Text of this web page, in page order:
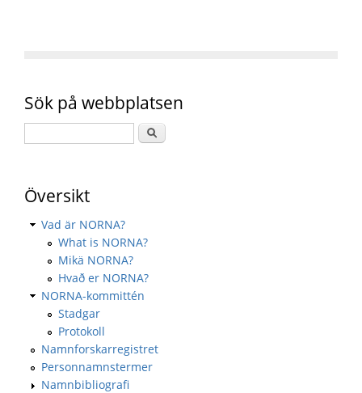
Sök på webbplatsen
Översikt
Vad är NORNA?
What is NORNA?
Mikä NORNA?
Hvað er NORNA?
NORNA-kommittén
Stadgar
Protokoll
Namnforskarregistret
Personnamnstermer
Namnbibliografi